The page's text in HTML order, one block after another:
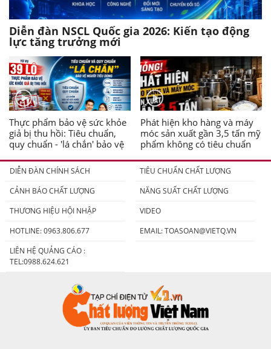
Diễn đàn NSCL Quốc gia 2026: Kiến tạo động
lực tăng trưởng mới
Thực phẩm bảo vệ sức khỏe
giả bị thu hồi: Tiêu chuẩn,
quy chuẩn - 'lá chắn' bảo vệ
Phát hiện kho hàng và máy
móc sản xuất gần 3,5 tấn mỹ
phẩm không có tiêu chuẩn
DIỄN ĐÀN CHÍNH SÁCH
TIÊU CHUẨN CHẤT LƯỢNG
CẢNH BÁO CHẤT LƯỢNG
NĂNG SUẤT CHẤT LƯỢNG
THƯƠNG HIỆU HỘI NHẬP
VIDEO
HOTLINE: 0963.806.677
EMAIL:TOASOAN@VIETQ.VN
LIÊN HỆ QUẢNG CÁO :
TEL:0988.624.621